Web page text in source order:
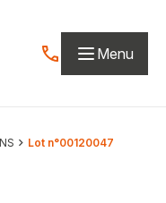
Contactez-nous
Menu
Lot n°00120047